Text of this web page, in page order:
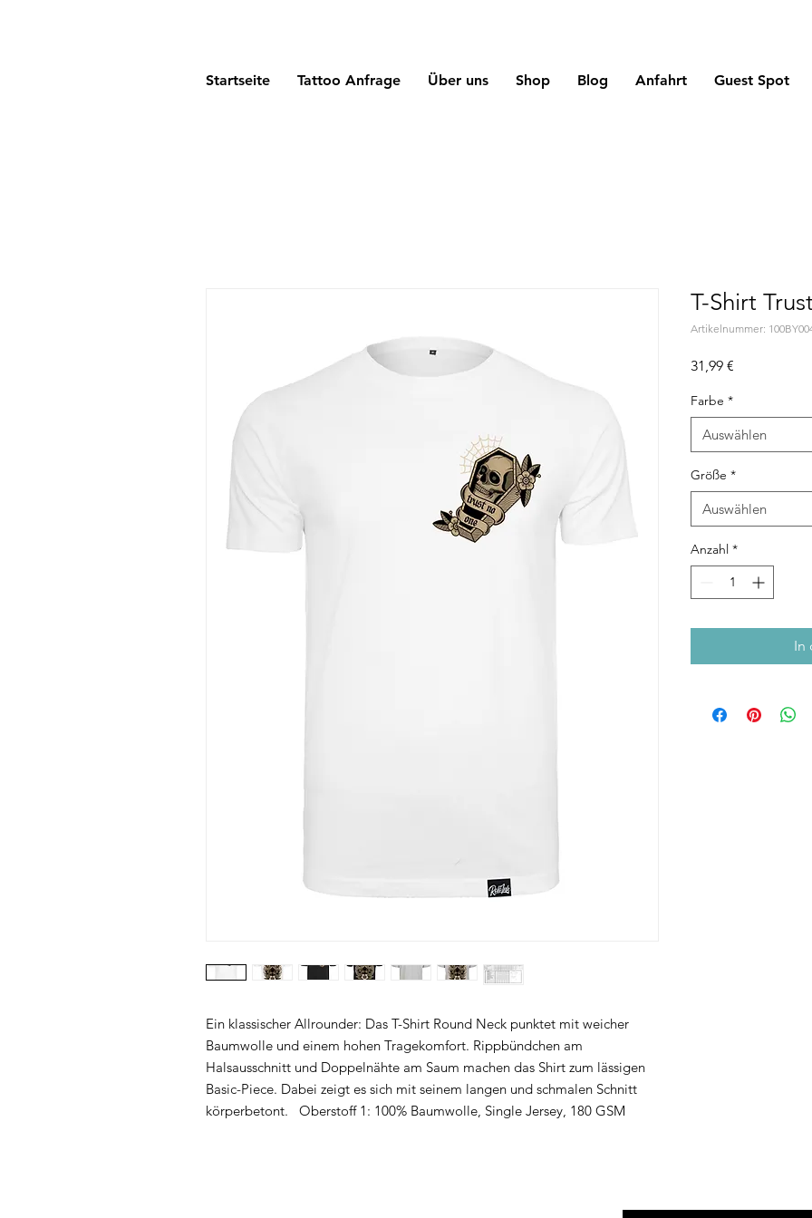
Startseite Tattoo Anfrage Über uns Shop Blog Anfahrt Guest Spot
Ein klassischer Allrounder: Das T-Shirt Round Neck punktet mit weicher
Baumwolle und einem hohen Tragekomfort. Rippbündchen am
Halsausschnitt und Doppelnähte am Saum machen das Shirt zum lässigen
Basic-Piece. Dabei zeigt es sich mit seinem langen und schmalen Schnitt
körperbetont. Oberstoff 1: 100% Baumwolle, Single Jersey, 180 GSM
T-Shirt
Artikelnummer:
31,99 €
Farbe *
Auswählen
Größe *
Auswählen
Anzahl *
In